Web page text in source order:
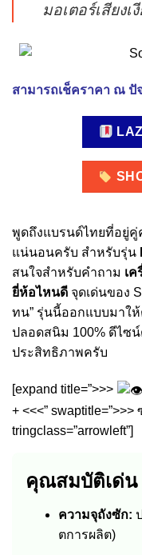
มอเตอร์เสียง
สามารถเช็คราคา ณ ปั
พูดถึงแบรนด์ไทยที่อยู่
แน่นอนครับ สำหรับรุ่น
สนใจสำหรับคำถาม เค
ยี่ห้อไหนดี จุดเด่นของ
ทน” รุ่นนี้ออกแบบมาให้
ปลอดสนิม 100% ดีไซน์
ประสิทธิภาพครับ
[expand title=”>>>
+ <<<” swaptitle=”>>>
tringclass=”arrowleft”]
คุณสมบัติเด่น
ความจุถังซัก:
ตการผลิต)